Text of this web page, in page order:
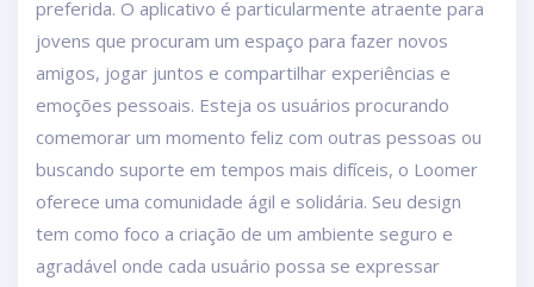
preferida. O aplicativo é particularmente atraente para
jovens que procuram um espaço para fazer novos
amigos, jogar juntos e compartilhar experiências e
emoções pessoais. Esteja os usuários procurando
comemorar um momento feliz com outras pessoas ou
buscando suporte em tempos mais difíceis, o Loomer
oferece uma comunidade ágil e solidária. Seu design
tem como foco a criação de um ambiente seguro e
agradável onde cada usuário possa se expressar